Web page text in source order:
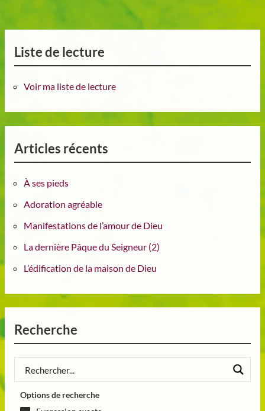
Liste de lecture
Voir ma liste de lecture
Articles récents
À ses pieds
Adoration agréable
Manifestations de l’amour de Dieu
La dernière Pâque du Seigneur (2)
L’édification de la maison de Dieu
Recherche
Options de recherche